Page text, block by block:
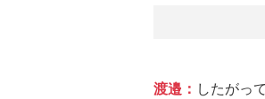
渡邉： したがっ